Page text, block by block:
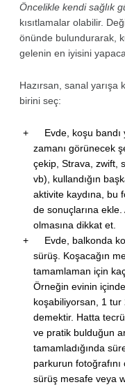
Öncelikle kendi sağlık
kısıtlamalar olabilir.
önünde bulundurarak,
gelenin en iyisini
Hazırsan, sanal yarışa
birini seç:
Evde, koşu bandı
zamanı görünecek
çekip, Strava, zwift,
vb), kullandığın
aktivite kaydına, bu
de sonuçlarına ekle.
olmasına dikkat et.
Evde, balkonda
sürüş. Koşacağın
tamamlaman için
Örneğin evinin
koşabiliyorsan, 1
demektir. Hatta
ve pratik bulduğun
tamamladığında
parkurun
sürüş mesafe veya